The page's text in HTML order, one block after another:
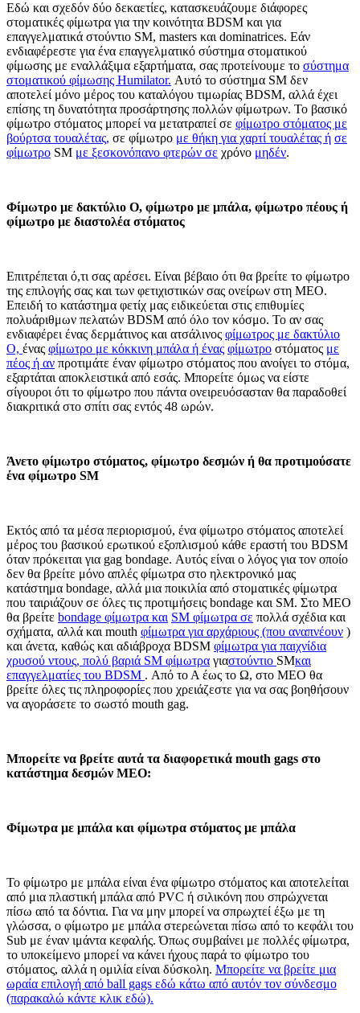
Εδώ και σχεδόν δύο δεκαετίες, κατασκευάζουμε διάφορες
στοματικές φίμωτρα για την κοινότητα BDSM και για
επαγγελματικά στούντιο SM, masters και dominatrices. Εάν
ενδιαφέρεστε για ένα επαγγελματικό σύστημα στοματικού
φίμωσης με εναλλάξιμα εξαρτήματα, σας προτείνουμε το σύστημα
στοματικού φίμωσης Humilator. Αυτό το σύστημα SM δεν
αποτελεί μόνο μέρος του καταλόγου τιμωρίας BDSM, αλλά έχει
επίσης τη δυνατότητα προσάρτησης πολλών φίμωτρων. Το βασικό
φίμωτρο στόματος μπορεί να μετατραπεί σε φίμωτρο στόματος με
βούρτσα τουαλέτας, σε φίμωτρο με θήκη για χαρτί τουαλέτας ή σε
φίμωτρο SM με ξεσκονόπανο φτερών σε χρόνο μηδέν.
Φίμωτρο με δακτύλιο Ο, φίμωτρο με μπάλα, φίμωτρο πέους ή
φίμωτρο με διαστολέα στόματος
Επιτρέπεται ό,τι σας αρέσει. Είναι βέβαιο ότι θα βρείτε το φίμωτρο
της επιλογής σας και των φετιχιστικών σας ονείρων στη MEO.
Επειδή το κατάστημα φετίχ μας ειδικεύεται στις επιθυμίες
πολυάριθμων πελατών BDSM από όλο τον κόσμο. Το αν σας
ενδιαφέρει ένας δερμάτινος και ατσάλινος φίμωτρος με δακτύλιο
Ο, ένας φίμωτρο με κόκκινη μπάλα ή ένας φίμωτρο στόματος με
πέος ή αν προτιμάτε έναν φίμωτρο στόματος που ανοίγει το στόμα,
εξαρτάται αποκλειστικά από εσάς. Μπορείτε όμως να είστε
σίγουροι ότι το φίμωτρο που πάντα ονειρευόσασταν θα παραδοθεί
διακριτικά στο σπίτι σας εντός 48 ωρών.
Άνετο φίμωτρο στόματος, φίμωτρο δεσμών ή θα προτιμούσατε
ένα φίμωτρο SM
Εκτός από τα μέσα περιορισμού, ένα φίμωτρο στόματος αποτελεί
μέρος του βασικού ερωτικού εξοπλισμού κάθε εραστή του BDSM
όταν πρόκειται για gag bondage. Αυτός είναι ο λόγος για τον οποίο
δεν θα βρείτε μόνο απλές φίμωτρα στο ηλεκτρονικό μας
κατάστημα bondage, αλλά μια ποικιλία από στοματικές φίμωτρα
που ταιριάζουν σε όλες τις προτιμήσεις bondage και SM. Στο MEO
θα βρείτε bondage φίμωτρα και SM φίμωτρα σε πολλά σχέδια και
σχήματα, αλλά και mouth φίμωτρα για αρχάριους (που αναπνέουν )
και άνετα, καθώς και αδιάβροχα BDSM φίμωτρα για παιχνίδια
χρυσού ντους, πολύ βαριά SM φίμωτρα γιαστούντιο SMκαι
επαγγελματίες του BDSM . Από το Α έως το Ω, στο MEO θα
βρείτε όλες τις πληροφορίες που χρειάζεστε για να σας βοηθήσουν
να αγοράσετε το σωστό mouth gag.
Μπορείτε να βρείτε αυτά τα διαφορετικά mouth gags στο
κατάστημα δεσμών MEO:
Φίμωτρα με μπάλα και φίμωτρα στόματος με μπάλα
Το φίμωτρο με μπάλα είναι ένα φίμωτρο στόματος και αποτελείται
από μια πλαστική μπάλα από PVC ή σιλικόνη που σπρώχνεται
πίσω από τα δόντια. Για να μην μπορεί να σπρωχτεί έξω με τη
γλώσσα, ο φίμωτρο με μπάλα στερεώνεται πίσω από το κεφάλι του
Sub με έναν ιμάντα κεφαλής. Όπως συμβαίνει με πολλές φίμωτρα,
το υποκείμενο μπορεί να κάνει ήχους παρά το φίμωτρο του
στόματος, αλλά η ομιλία είναι δύσκολη. Μπορείτε να βρείτε μια
ωραία επιλογή από ball gags εδώ κάτω από αυτόν τον σύνδεσμο
(παρακαλώ κάντε κλικ εδώ).